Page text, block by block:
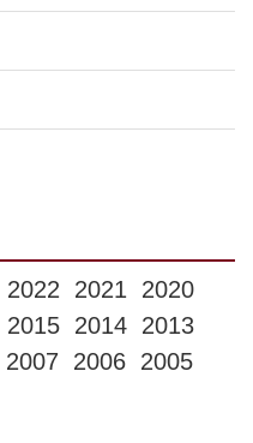
2022 2021
2020
2015 2014 2013
2007 2006 2005